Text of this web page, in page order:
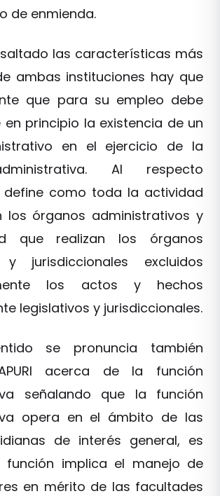
de enmienda.
las características más
ambas instituciones hay que
que para su empleo debe
principio la existencia de un
en el ejercicio de la
Al respecto
define como toda la actividad
los órganos administrativos y
que realizan los órganos
y jurisdiccionales excluidos
los actos y hechos
legislativos y jurisdiccionales.
se pronuncia también
acerca de la función
señalando que la función
opera en el ámbito de las
de interés general, es
función implica el manejo de
en mérito de las facultades